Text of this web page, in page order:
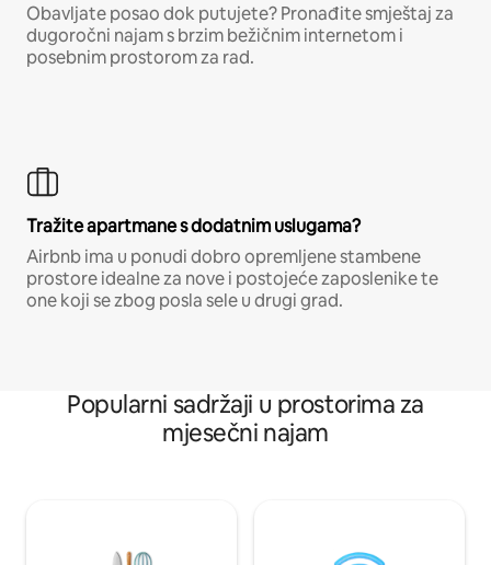
Obavljate posao dok putujete? Pronađite smještaj za
dugoročni najam s brzim bežičnim internetom i
posebnim prostorom za rad.
Tražite apartmane s dodatnim uslugama?
Airbnb ima u ponudi dobro opremljene stambene
prostore idealne za nove i postojeće zaposlenike te
one koji se zbog posla sele u drugi grad.
Popularni sadržaji u prostorima za
mjesečni najam